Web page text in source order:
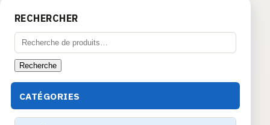
publications
RECHERCHER
Recherche
pour :
Recherche
CATÉGORIES